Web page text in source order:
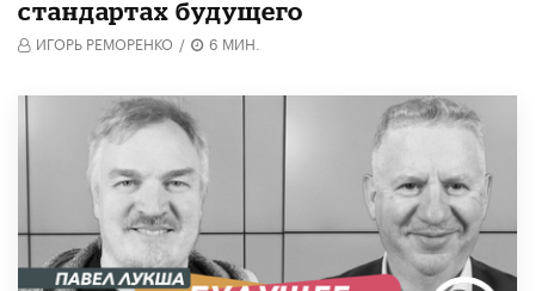
стандартах будущего
ИГОРЬ РЕМОРЕНКО / 6 МИН.